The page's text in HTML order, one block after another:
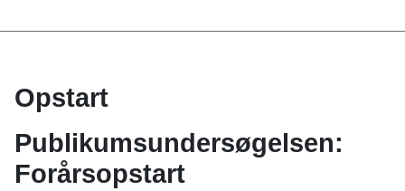
Opstart
Publikumsundersøgelsen:
Forårsopstart